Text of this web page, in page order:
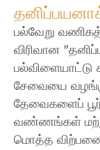
பல்வேறு
விரிவான
பல்விளையாட்டு
சேவையை
தேவைகளைப்
வண்ணங்கள்
மொத்த